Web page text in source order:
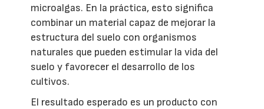
microalgas. En la práctica, esto significa
combinar un material capaz de mejorar la
estructura del suelo con organismos
naturales que pueden estimular la vida del
suelo y favorecer el desarrollo de los
cultivos.
El resultado esperado es un producto con